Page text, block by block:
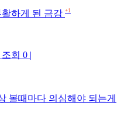
하게 된 금강 +1
조회 0 |
볼때마다 의심해야 되는게